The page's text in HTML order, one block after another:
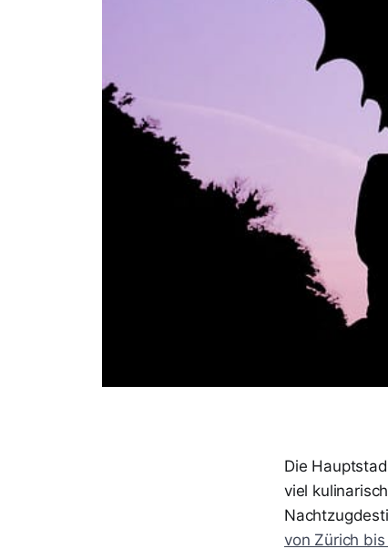
Die
viel
von Zürich